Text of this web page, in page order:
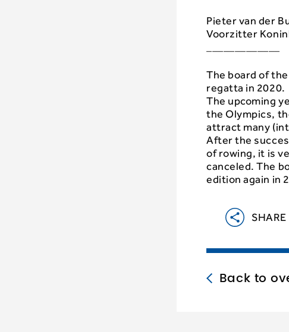
Pieter van der
Voorzitter
The board of
regatta in 2020.
The upcoming
the Olympics,
attract many
After the
of rowing, it is
canceled. The
edition again in
SHARE
Back to